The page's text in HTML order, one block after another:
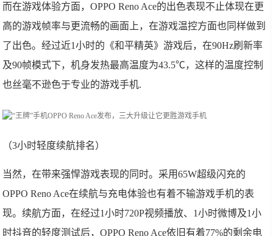
而在游戏体验方面，OPPO Reno Ace的出色表现不止体现在更
高的游戏帧率与更流畅的画面上，在游戏温控方面也同样做到
了出色。经过近1小时的《和平精英》游戏后，在90Hz刷新率
及90帧模式下，机身发热最高温度为43.5℃，这样的温度控制
也丝毫不逊色于专业的游戏手机.
（3小时轻度续航排名）
当然，在带来强悍游戏表现的同时。采用65W超级闪充的
OPPO Reno Ace在续航与充电体验也有着不输游戏手机的表
现。续航方面，在经过1小时720P视频播放、1小时微博及1小
时抖音的轻度测试后，OPPO Reno Ace依旧有着77%的剩余电